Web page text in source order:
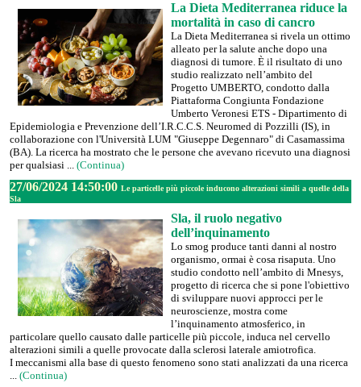
La Dieta Mediterranea riduce la
mortalità in caso di cancro
La Dieta Mediterranea si rivela un ottimo
alleato per la salute anche dopo una
diagnosi di tumore. È il risultato di uno
studio realizzato nell’ambito del
Progetto UMBERTO, condotto dalla
Piattaforma Congiunta Fondazione
Umberto Veronesi ETS - Dipartimento di
Epidemiologia e Prevenzione dell’I.R.C.C.S. Neuromed di Pozzilli (IS), in
collaborazione con l'Università LUM "Giuseppe Degennaro" di Casamassima
(BA). La ricerca ha mostrato che le persone che avevano ricevuto una diagnosi
per qualsiasi ... (Continua)
27/06/2024 14:50:00 Le particelle più piccole inducono alterazioni simili a quelle della
Sla
Sla, il ruolo negativo
dell’inquinamento
Lo smog produce tanti danni al nostro
organismo, ormai è cosa risaputa. Uno
studio condotto nell’ambito di Mnesys,
progetto di ricerca che si pone l'obiettivo
di sviluppare nuovi approcci per le
neuroscienze, mostra come
l’inquinamento atmosferico, in
particolare quello causato dalle particelle più piccole, induca nel cervello
alterazioni simili a quelle provocate dalla sclerosi laterale amiotrofica.
I meccanismi alla base di questo fenomeno sono stati analizzati da una ricerca
... (Continua)